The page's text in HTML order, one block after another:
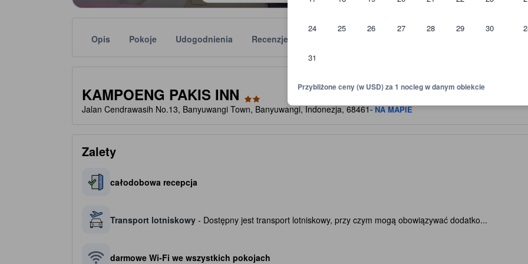
24 25 26 27 28 29 30
31
Przybliżone ceny (w USD) za 1 nocleg w danym obiekcie
Opis Pokoje Udogodnienia Recenzje
KAMPOENG PAKIS INN
Jalan Cendrawasih No.13, Banyuwangi Town, Banyuwangi, Indonezja, 68461- NA MAPIE
Zalety
całodobowa recepcja
Transport lotniskowy - Dostępny jest transport lotniskowy, przy czym mogą obowiązywać dodatko...
darmowe Wi-Fi we wszystkich pokojach